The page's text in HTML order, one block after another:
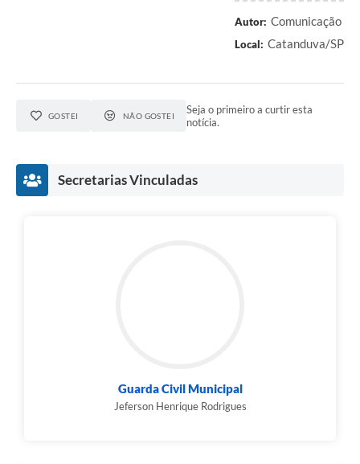
Autor: Comunicação
Local: Catanduva/SP
GOSTEI NÃO GOSTEI
Seja o primeiro a curtir esta
notícia.
Secretarias Vinculadas
Guarda Civil Municipal
Jeferson Henrique Rodrigues